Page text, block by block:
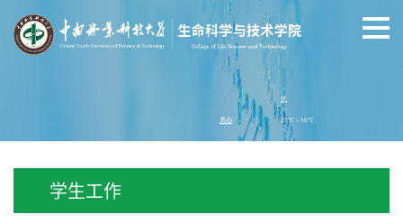
学生工作